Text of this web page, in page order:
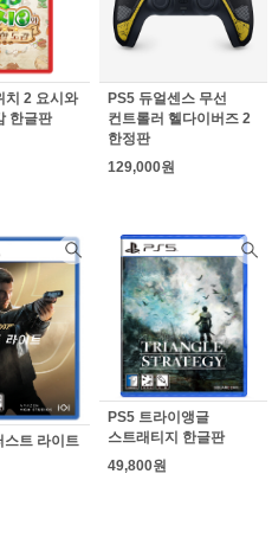
치 2 요시와
한글판
PS5 듀얼센스 무선
컨트롤러 헬다이버즈 2
한정판
129,000원
트 라이트
PS5 트라이앵글
스트래티지 한글판
49,800원